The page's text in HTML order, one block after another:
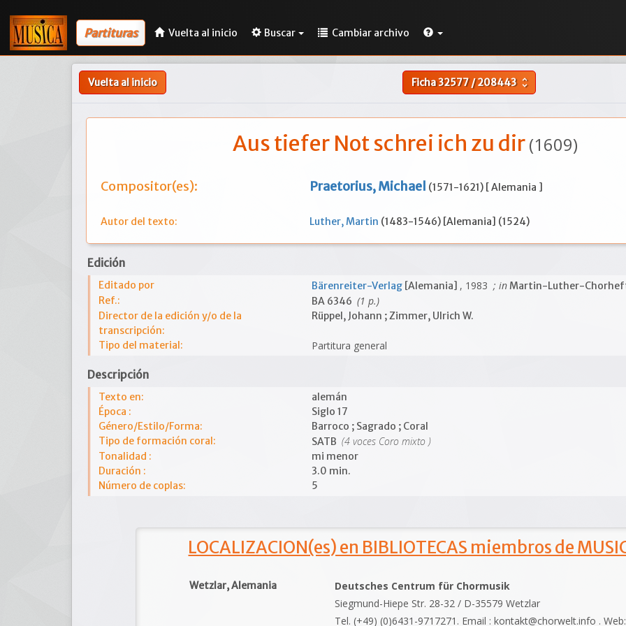
Partituras Vuelta al inicio Buscar Cambiar archivo
Vuelta al inicio Ficha32577/208443 unfold_more
Aus tiefer Not schrei ich zu dir(1609)
Compositor(es): Praetorius, Michael (1571-1621) [ Alemania ]
Autor del texto: Luther, Martin (1483-1546) [Alemania] (1524)
Edición
Editado por Bärenreiter-Verlag [Alemania] , 1983 ; inMartin-Luther-
Ref.:
BA 6346 (1 p.)
Director de la edición y/o de la
transcripción:
Rüppel, Johann ; Zimmer, Ulrich W.
Tipo del material: Partitura general
Descripción
Texto en:
alemán
Época :
Siglo 17
Género/Estilo/Forma:
Barroco ; Sagrado ; Coral
Tipo de formación coral:
SATB (4 voces Coro mixto )
Tonalidad :
mi menor
Duración :
3.0 min.
Número de coplas:
5
LOCALIZACION(es) en BIBLIOTECAS miembros de
Wetzlar, Alemania
Deutsches Centrum für Chormusik
Siegmund-Hiepe Str. 28-32 / D-35579 Wetzlar
Tel. (+49) (0)6431-9717271. Email : kontakt@chorwelt.info .